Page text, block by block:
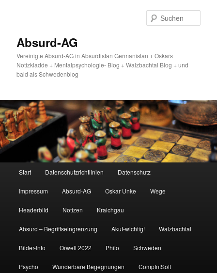
Absurd-AG
Vereinigte Absurd-AG in Absurdistan Germanistan + Oskars
Notizkladde + Mentalpsychologie- Blog + Walzbachtal Blog + und
bald als Schwedenblog
Start Datenschutzrichtlinien Datenschutz
Impressum Absurd-AG Oskar Unke Wege
Headerbild Notizen Kraichgau
Absurd – Begriffseingrenzung Akut-wichtig! Walzbachtal
Bilder-Info Orwell 2022 Philo Schweden
Psycho Wunderbare Begegnungen CompIntSoft